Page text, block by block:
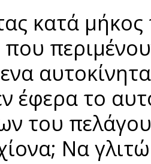
κατά μήκος
που
έφερα το
του
Να